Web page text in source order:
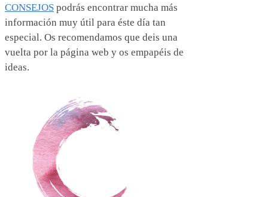
CONSEJOS podrás encontrar mucha más
información muy útil para éste día tan
especial. Os recomendamos que deis una
vuelta por la página web y os empapéis de
ideas.